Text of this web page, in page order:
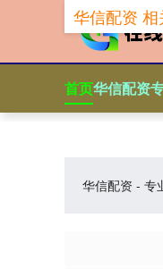
首页华信配资
华信配资 - 专
华信配资 相